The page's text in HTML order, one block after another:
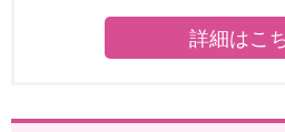
詳細はこ